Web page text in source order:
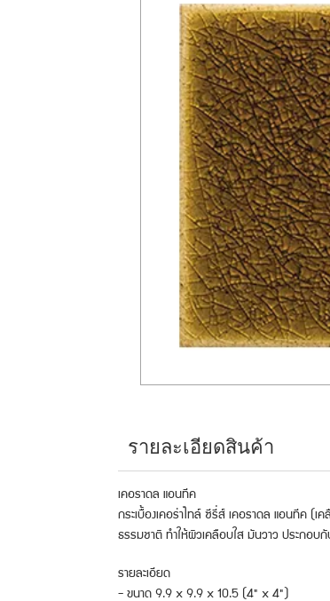
รายละเอียดสินค้า
เคอราดล แอนทีค
กระเบื้องเคอร่าไทล์ ซีรี่ส์ เคอราดล แอนทีค (
ธรรมชาติ ทำให้ผิวเคลือบใส มันวาว ประกอบกั
รายละเอียด
- ขนาด 9.9 x 9.9 x 10.5 (4" x 4")